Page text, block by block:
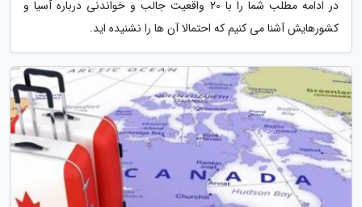
در ادامه مطلب شما را با 20 واقعیت جالب و خواندنی درباره آسیا و
کشورهایش آشنا می کنیم که احتمالا آن ها را نشنیده اید.